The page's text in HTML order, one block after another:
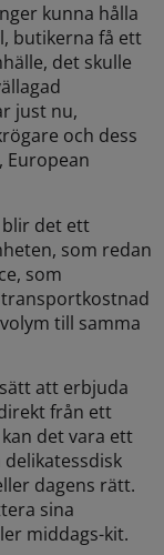
kunna hålla
butikerna få ett
det skulle
just nu,
och dess
, European
det ett
som redan
som
transportkostnad
till samma
att erbjuda
från ett
det vara ett
dagens rätt.
sina
middags-kit.